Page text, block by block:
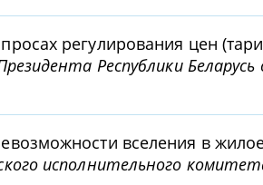
регулирования цен
Республики
вселения в
исполнительного